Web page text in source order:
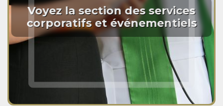
Voyez la section des services
corporatifs et événementiels